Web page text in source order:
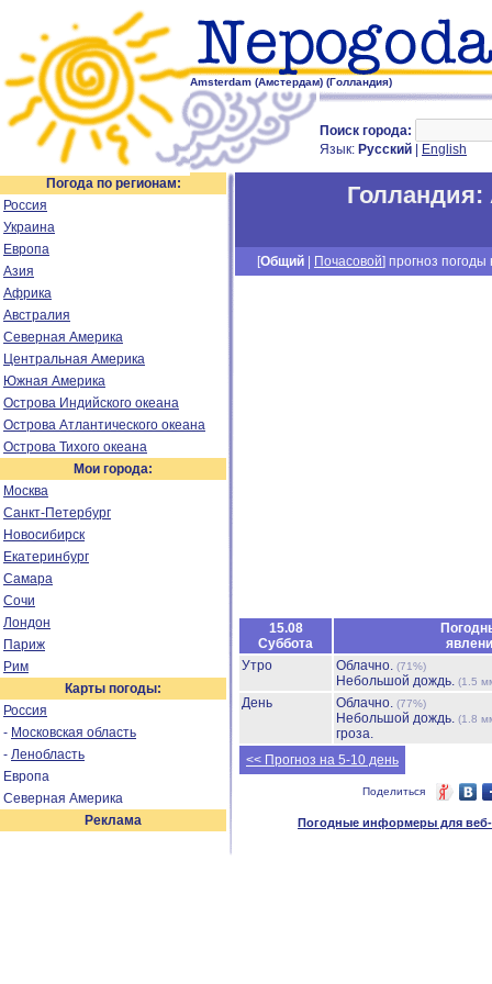
Amsterdam (Амстердам) (Голландия)
Поиск города:
Язык: Русский English
Погода по регионам:
Россия
Украина
Европа
Азия
Африка
Австралия
Северная Америка
Центральная Америка
Южная Америка
Острова Индийского океана
Острова Атлантического океана
Острова Тихого океана
Мои города:
Москва
Санкт-Петербург
Новосибирск
Екатеринбург
Самара
Сочи
Лондон
Париж
Рим
Карты погоды:
Россия
- Московская область
- Ленобласть
Европа
Северная Америка
Реклама
Голландия:
[Общий Почасовой] прогноз погоды
15.08
Суббота
Утро
Облачно. (71%)
Небольшой дождь. (1.5
День Облачно. (77%)
Небольшой дождь. (1.8
гроза.
<< Прогноз на 5-10 день
Поделиться
Погодные информеры для веб-